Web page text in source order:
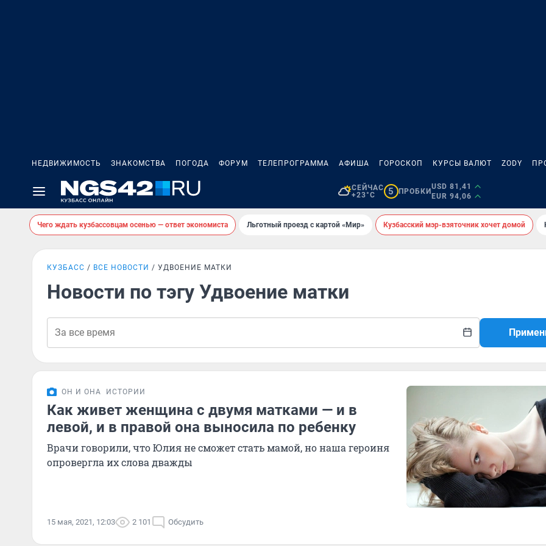
НЕДВИЖИМОСТЬ ЗНАКОМСТВА ПОГОДА ФОРУМ ТЕЛЕПРОГРАММА АФИША ГОРОСКОП КУРСЫ ВАЛЮТ ZODY
СЕЙЧАС
+23°C
5 ПРОБКИ
USD 81,41
EUR 94,06
Чего ждать кузбассовцам осенью — ответ экономиста Льготный проезд с картой «Мир» Кузбасский мэр-взяточник хочет домой
КУЗБАСС ВСЕ НОВОСТИ УДВОЕНИЕ МАТКИ
Новости по тэгу Удвоение матки
ОН И ОНА ИСТОРИИ
Как живет женщина с двумя матками — и в
левой, и в правой она выносила по ребенку
Врачи говорили, что Юлия не сможет стать мамой, но наша героиня
опровергла их слова дважды
15 мая, 2021, 12:03 2 101 Обсудить